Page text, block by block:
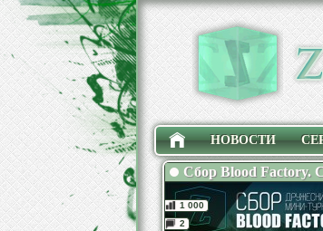
НОВОСТИ
Сбор Blood Factory.
1 000
2